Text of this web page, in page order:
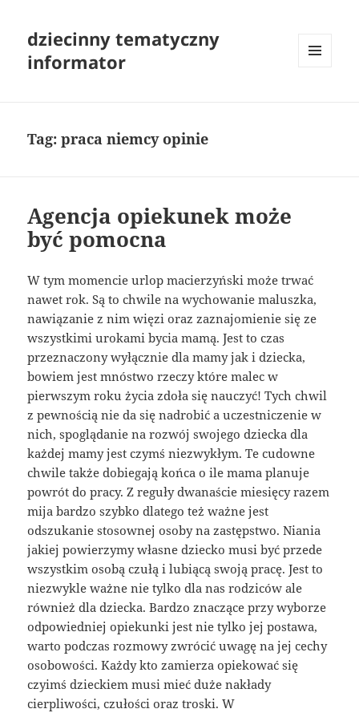
dziecinny tematyczny
informator
Tag:praca niemcy opinie
Agencja opiekunek może
być pomocna
W tym momencie urlop macierzyński może trwać
nawet rok. Są to chwile na wychowanie maluszka,
nawiązanie z nim więzi oraz zaznajomienie się ze
wszystkimi urokami bycia mamą. Jest to czas
przeznaczony wyłącznie dla mamy jak i dziecka,
bowiem jest mnóstwo rzeczy które malec w
pierwszym roku życia zdoła się nauczyć! Tych chwil
z pewnością nie da się nadrobić a uczestniczenie w
nich, spoglądanie na rozwój swojego dziecka dla
każdej mamy jest czymś niezwykłym. Te cudowne
chwile także dobiegają końca o ile mama planuje
powrót do pracy. Z reguły dwanaście miesięcy razem
mija bardzo szybko dlatego też ważne jest
odszukanie stosownej osoby na zastępstwo. Niania
jakiej powierzymy własne dziecko musi być przede
wszystkim osobą czułą i lubiącą swoją pracę. Jest to
niezwykle ważne nie tylko dla nas rodziców ale
również dla dziecka. Bardzo znaczące przy wyborze
odpowiedniej opiekunki jest nie tylko jej postawa,
warto podczas rozmowy zwrócić uwagę na jej cechy
osobowości. Każdy kto zamierza opiekować się
czyimś dzieckiem musi mieć duże nakłady
cierpliwości, czułości oraz troski. W